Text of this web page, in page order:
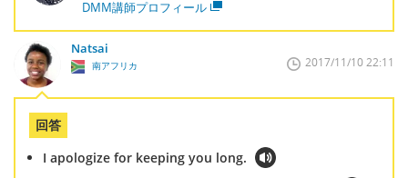
DMM講師プロフィール
Natsai
南アフリカ 2017/11/10 22:11
回答
I apologize for keeping you long.